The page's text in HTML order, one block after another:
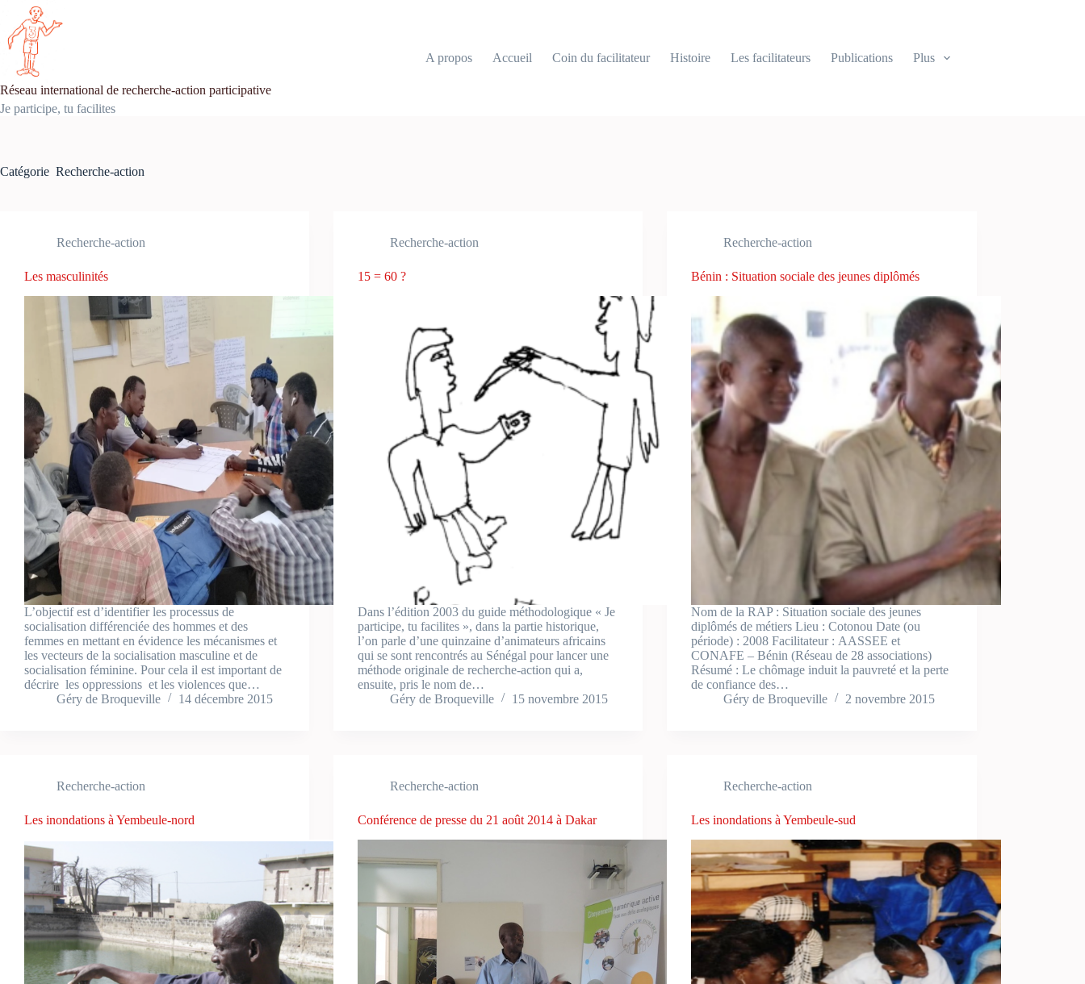
Passer
contenu
Réseau international de recherche-action participative
Je participe, tu facilites
A propos Accueil Coin du facilitateur Histoire Les facilitateurs Publications Plus
Catégorie Recherche-action
Recherche-action
Les masculinités
L’objectif est d’identifier les processus de
socialisation différenciée des hommes et des
femmes en mettant en évidence les mécanismes et
les vecteurs de la socialisation masculine et de
socialisation féminine. Pour cela il est important de
décrire les oppressions et les violences que…
Géry de Broqueville
14 décembre 2015
Recherche-action
15 = 60 ?
Dans l’édition 2003 du guide méthodologique « Je
participe, tu facilites », dans la partie historique,
l’on parle d’une quinzaine d’animateurs africains
qui se sont rencontrés au Sénégal pour lancer une
méthode originale de recherche-action qui a,
ensuite, pris le nom de…
Géry de Broqueville
15 novembre 2015
Recherche-action
Bénin : Situation sociale des jeunes diplômés
Nom de la RAP : Situation sociale des jeunes
diplômés de métiers Lieu : Cotonou Date (ou
période) : 2008 Facilitateur : AASSEE et
CONAFE – Bénin (Réseau de 28 associations)
Résumé : Le chômage induit la pauvreté et la perte
de confiance des…
Géry de Broqueville
2 novembre 2015
Recherche-action
Les inondations à Yembeule-nord
Recherche-action
Conférence de presse du 21 août 2014 à Dakar
Recherche-action
Les inondations à Yembeule-sud